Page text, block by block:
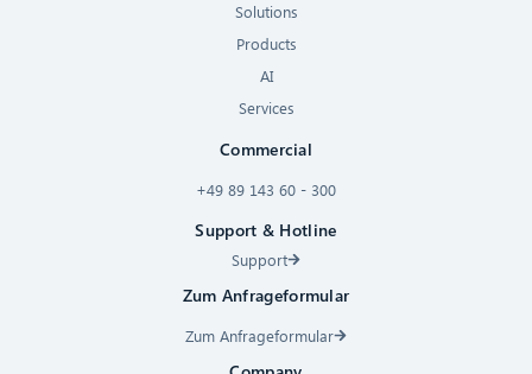
Solutions
Products
AI
Services
Commercial
+49 89 143 60 - 300
Support & Hotline
Support
Zum Anfrageformular
Zum Anfrageformular